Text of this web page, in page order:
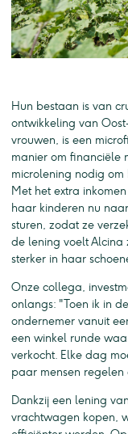
Hun bestaan is van
ontwikkeling van
vrouwen, is een
manier om financiële
microlening nodig
Met het extra
haar kinderen nu
sturen, zodat ze
de lening voelt Alcina
sterker in haar
Onze collega,
onlangs: "Toen ik in
ondernemer vanuit
een winkel runde
verkocht. Elke dag
paar mensen
Dankzij een lening
vrachtwagen kopen,